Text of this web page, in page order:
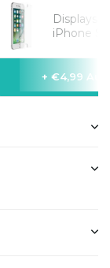
iPhone
+ €4,99